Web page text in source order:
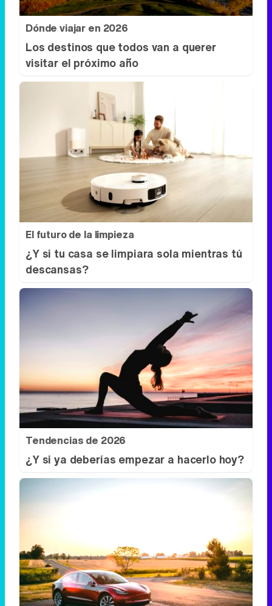
Dónde viajar en 2026
Los destinos que todos van a querer
visitar el próximo año
El futuro de la limpieza
¿Y si tu casa se limpiara sola mientras tú
descansas?
Tendencias de 2026
¿Y si ya deberías empezar a hacerlo hoy?